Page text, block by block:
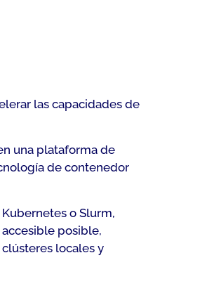
las capacidades de
una plataforma de
de contenedor
o Slurm,
posible,
locales y